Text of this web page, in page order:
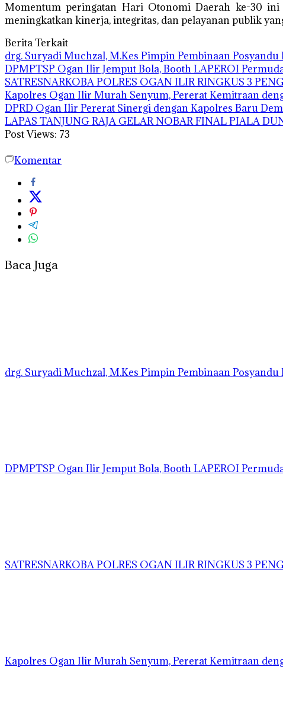
Momentum peringatan Hari Otonomi Daerah ke-30
meningkatkan kinerja, integritas, dan pelayanan publik
Berita Terkait
drg. Suryadi Muchzal, M.Kes Pimpin Pembinaan
DPMPTSP Ogan Ilir Jemput Bola, Booth LAPEROI
SATRESNARKOBA POLRES OGAN ILIR RINGKUS 3
Kapolres Ogan Ilir Murah Senyum, Pererat Kemitraan
DPRD Ogan Ilir Pererat Sinergi dengan Kapolres Baru
LAPAS TANJUNG RAJA GELAR NOBAR FINAL PIALA
Post Views: 73
Komentar
Baca Juga
drg. Suryadi Muchzal, M.Kes Pimpin Pembinaan
DPMPTSP Ogan Ilir Jemput Bola, Booth LAPEROI
SATRESNARKOBA POLRES OGAN ILIR RINGKUS 3
Kapolres Ogan Ilir Murah Senyum, Pererat Kemitraan